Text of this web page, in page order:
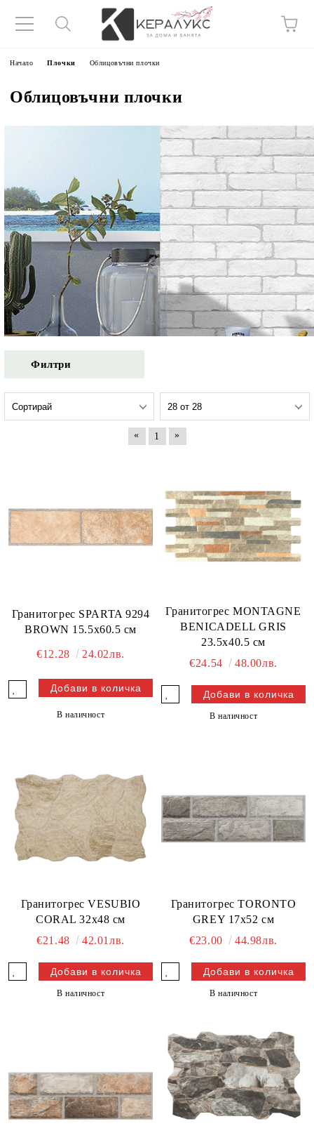
Начало Плочки Облицовъчни плочки
Облицовъчни плочки
Филтри
« 1 »
Гранитогрес SPARTA 9294
BROWN 15.5x60.5 см
€12.28 24.02лв.
В наличност
Гранитогрес MONTAGNE
BENICADELL GRIS
23.5x40.5 см
€24.54
48.00лв.
В наличност
Гранитогрес VESUBIO
CORAL 32x48 см
€21.48
42.01лв.
В наличност
Гранитогрес TORONTO
GREY 17x52 см
€23.00
44.98лв.
В наличност